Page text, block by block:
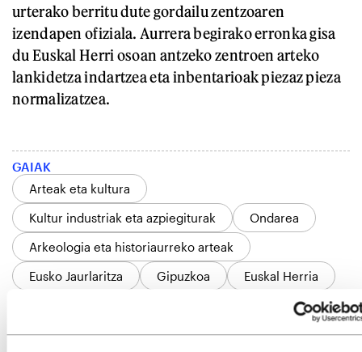
urterako berritu dute gordailu zentzoaren
izendapen ofiziala. Aurrera begirako erronka gisa
du Euskal Herri osoan antzeko zentroen arteko
lankidetza indartzea eta inbentarioak piezaz pieza
normalizatzea.
GAIAK
Arteak eta kultura
Kultur industriak eta azpiegiturak
Ondarea
Arkeologia eta historiaurreko arteak
Eusko Jaurlaritza
Gipuzkoa Euskal Herria
IRUZKINAK Ez dago iruzkinik